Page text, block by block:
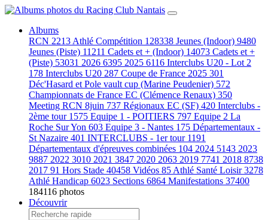
Albums
RCN 2213 Athlé Compétition 128338 Jeunes (Indoor) 9480
Jeunes (Piste) 11211 Cadets et + (Indoor) 14073 Cadets et +
(Piste) 53031 2026 6395 2025 6116 Interclubs U20 - Lot 2
178 Interclubs U20 287 Coupe de France 2025 301
Déc'Hasard et Pole vault cup (Marine Peudenier) 572
Championnats de France EC (Clémence Renaux) 350
Meeting RCN 8juin 737 Régionaux EC (SF) 420 Interclubs -
2ème tour 1575 Equipe 1 - POITIERS 797 Equipe 2 La
Roche Sur Yon 603 Equipe 3 - Nantes 175 Départementaux -
St Nazaire 401 INTERCLUBS - 1er tour 1191
Départementaux d'épreuves combinées 104 2024 5143 2023
9887 2022 3010 2021 3847 2020 2063 2019 7741 2018 8738
2017 91 Hors Stade 40458 Vidéos 85 Athlé Santé Loisir3278
Athlé Handicap 6023 Sections 6864 Manifestations 37400
184116 photos
Découvrir